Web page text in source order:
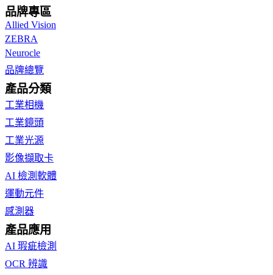
品牌專區
Allied Vision
ZEBRA
Neurocle
品牌總覽
產品分類
工業相機
工業鏡頭
工業光源
影像擷取卡
AI 檢測軟體
運動元件
感測器
產品應用
AI 瑕疵檢測
OCR 辨識